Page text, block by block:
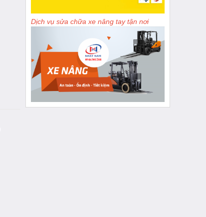
Dịch vụ sửa chữa xe nâng tay tận nơi